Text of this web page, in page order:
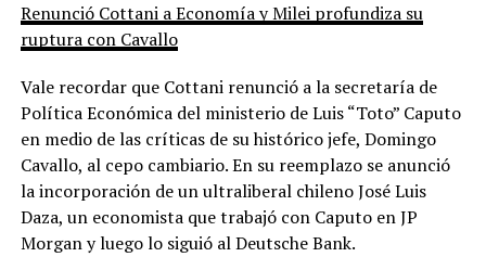
Renunció Cottani a Economía y Milei profundiza su
ruptura con Cavallo
Vale recordar que Cottani renunció a la secretaría de
Política Económica del ministerio de Luis “Toto” Caputo
en medio de las críticas de su histórico jefe, Domingo
Cavallo, al cepo cambiario. En su reemplazo se anunció
la incorporación de un ultraliberal chileno José Luis
Daza, un economista que trabajó con Caputo en JP
Morgan y luego lo siguió al Deutsche Bank.